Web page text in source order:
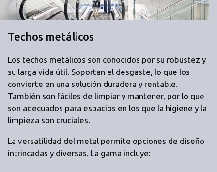
Techos metálicos
Los techos metálicos son conocidos por su robustez y
su larga vida útil. Soportan el desgaste, lo que los
convierte en una solución duradera y rentable.
También son fáciles de limpiar y mantener, por lo que
son adecuados para espacios en los que la higiene y la
limpieza son cruciales.
La versatilidad del metal permite opciones de diseño
intrincadas y diversas. La gama incluye: